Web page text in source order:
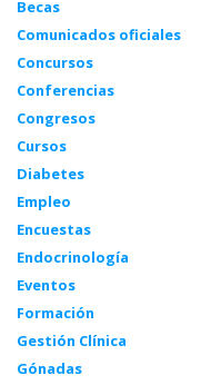
Becas
Comunicados oficiales
Concursos
Conferencias
Congresos
Cursos
Diabetes
Empleo
Encuestas
Endocrinología
Eventos
Formación
Gestión Clínica
Gónadas